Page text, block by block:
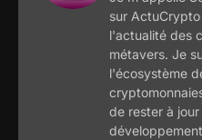
sur
l'actualité des
métavers. Je
l'écosystème
de rester à